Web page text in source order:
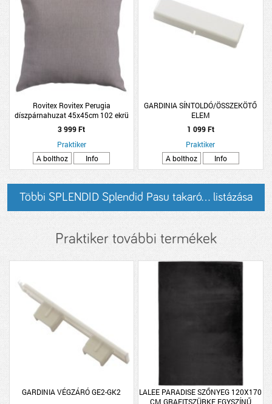
Rovitex Rovitex Perugia
díszpárnahuzat 45x45cm 102 ekrü
3 999 Ft
Praktiker
A bolthoz
Info
GARDINIA SÍNTOLDÓ/ÖSSZEKÖTŐ
ELEM
1 099 Ft
Praktiker
A bolthoz
Info
Többi SPLENDID Splendid Pasu takaró... listázása
Praktiker további termékek
GARDINIA VÉGZÁRÓ GE2-GK2
LALEE PARADISE SZŐNYEG 120X170
CM GRAFITSZÜRKE EGYSZÍNŰ